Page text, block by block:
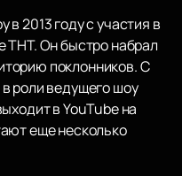
в 2013 году с участия в
ТНТ. Он быстро набрал
поклонников. С
роли ведущего шоу
в YouTube на
еще несколько